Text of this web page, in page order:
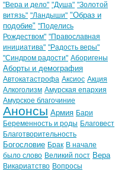
"Вера и дело" "Душа" "Золотой
витязь" "Ландыши" "Образ и
подобие" "Поделись
Рождеством" "Православная
инициатива" "Радость веры"
"Синдром радости" Аборигены
Аборты и демография
Автокатастрофа Аксиос Акция
Алкоголизм Амурская епархия
Амурское благочиние
Анонсы Армия Бари
Беременность и роды Благовест
Благотворительность
Богословие Брак В начале
было слово Великий пост Вера
Викариатство Вопросы